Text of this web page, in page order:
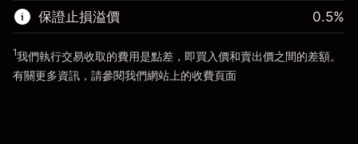
前往平台
來自杠杆的資金 - 美元（大約值）
前往平台
保證止損溢價 0.5%
1我們執行交易收取的費用是點差，即買入價和賣出價之間的差額。
有關更多資訊，請參閱我們網站上的收費頁面